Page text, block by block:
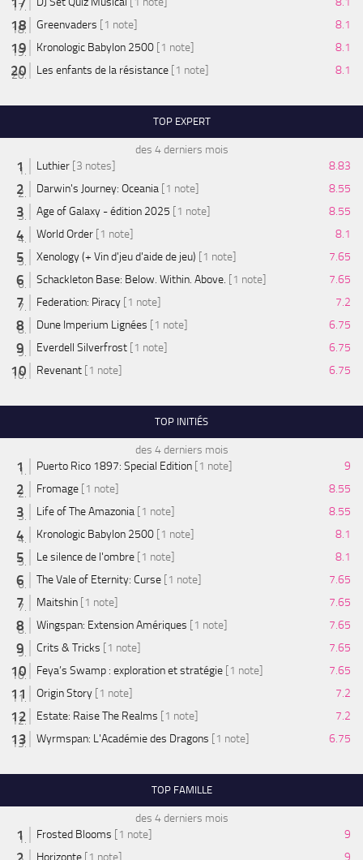
Greenvaders [1 note]
8.1
Kronologic Babylon 2500 [1 note]
8.1
Les enfants de la résistance [1 note] 8.1
TOP EXPERT
des 4 derniers mois
Luthier [3 notes]
8.83
Darwin's Journey: Oceania [1 note]
8.55
Age of Galaxy - édition 2025 [1 note]
8.55
World Order [1 note]
8.1
Xenology (+ Vin d'jeu d'aide de jeu) [1 note]
7.65
Schackleton Base: Below. Within. Above. [1 note]
7.65
Federation: Piracy [1 note]
7.2
Dune Imperium Lignées [1 note]
6.75
Everdell Silverfrost [1 note]
6.75
Revenant [1 note] 6.75
TOP INITIÉS
des 4 derniers mois
Puerto Rico 1897: Special Edition [1 note]
9
Fromage [1 note]
8.55
Life of The Amazonia [1 note]
8.55
Kronologic Babylon 2500 [1 note]
8.1
Le silence de l'ombre [1 note]
8.1
The Vale of Eternity: Curse [1 note]
7.65
Maitshin [1 note]
7.65
Wingspan: Extension Amériques [1 note]
7.65
Crits & Tricks [1 note]
7.65
Feya’s Swamp : exploration et stratégie [1 note]
7.65
Origin Story [1 note]
7.2
Estate: Raise The Realms [1 note]
7.2
Wyrmspan: L'Académie des Dragons [1 note] 6.75
TOP FAMILLE
des 4 derniers mois
Frosted Blooms [1 note]
9